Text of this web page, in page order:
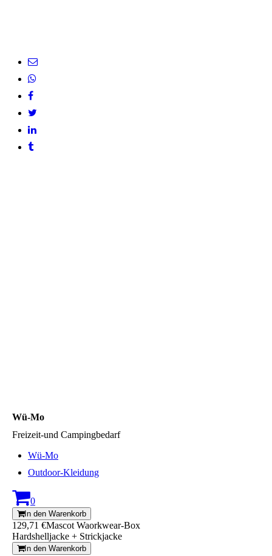
Wü-Mo
Freizeit-und Campingbedarf
Wü-Mo
Outdoor-Kleidung
0
In den Warenkorb
129,71 €Mascot Waorkwear-Box
Hardshelljacke + Strickjacke
In den Warenkorb